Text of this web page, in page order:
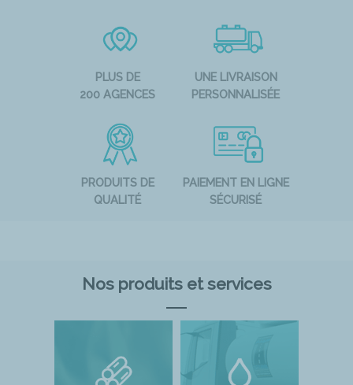
PLUS DE
200 AGENCES
UNE LIVRAISON
PERSONNALISÉE
PRODUITS DE
QUALITÉ
PAIEMENT EN LIGNE
SÉCURISÉ
Nos produits et services